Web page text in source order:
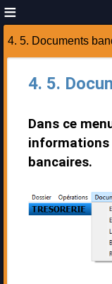
4. 5. Documents
4. 5.
Dans ce
informations
bancaires.